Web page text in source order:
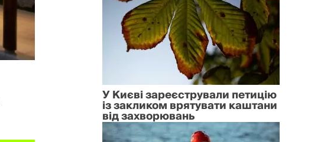
У Києві зареєстрували петицію
із закликом врятувати каштани
від захворювань